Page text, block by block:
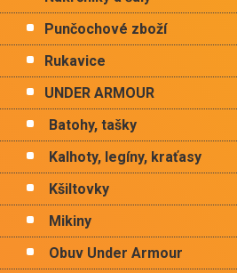
Punčochové zboží
Rukavice
UNDER ARMOUR
Batohy, tašky
Kalhoty, legíny, kraťasy
Kšiltovky
Mikiny
Obuv Under Armour